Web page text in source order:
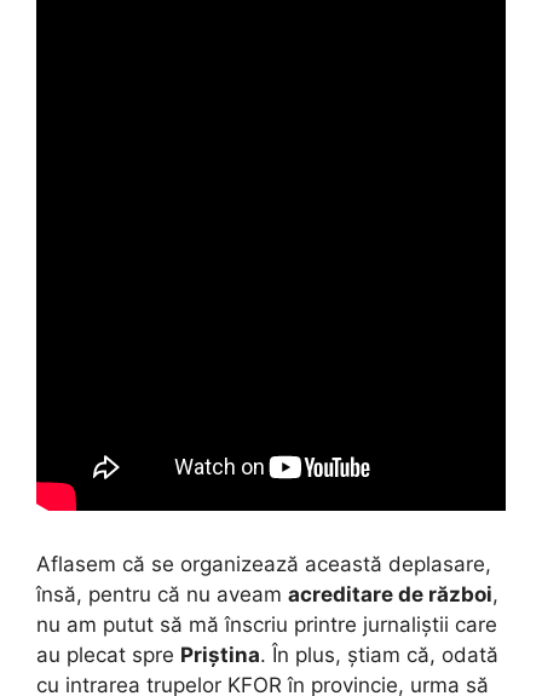
Aflasem că se organizează această deplasare,
însă, pentru că nu aveam acreditare de război,
nu am putut să mă înscriu printre jurnaliștii care
au plecat spre Priștina. În plus, știam că, odată
cu intrarea trupelor KFOR în provincie, urma să